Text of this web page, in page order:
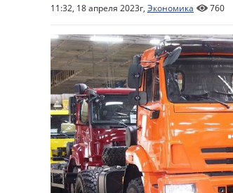
11:32, 18 апреля 2023г, Экономика 760